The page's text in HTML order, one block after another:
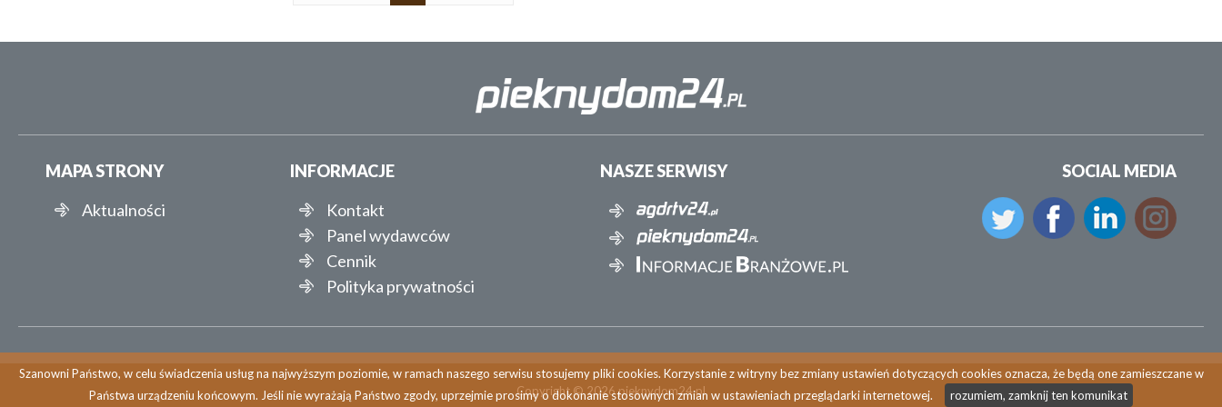
MAPA STRONY
Aktualności
INFORMACJE
Kontakt
Panel wydawców
Cennik
Polityka prywatności
NASZE SERWISY SOCIAL MEDIA
Copyright © 2026 pieknydom24.pl
Szanowni Państwo, w celu świadczenia usług na najwyższym poziomie, w ramach naszego serwisu stosujemy pliki cookies. Korzystanie z witryny bez zmiany ustawień dotyczących cookies oznacza, że będą one zamieszczane w
Państwa urządzeniu końcowym. Jeśli nie wyrażają Państwo zgody, uprzejmie prosimy o dokonanie stosownych zmian w ustawieniach przeglądarki internetowej.
rozumiem, zamknij ten komunikat